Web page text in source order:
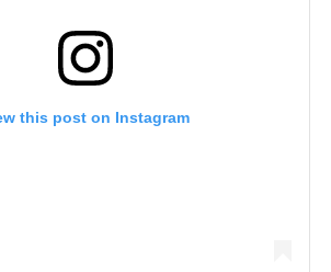
this post on Instagram